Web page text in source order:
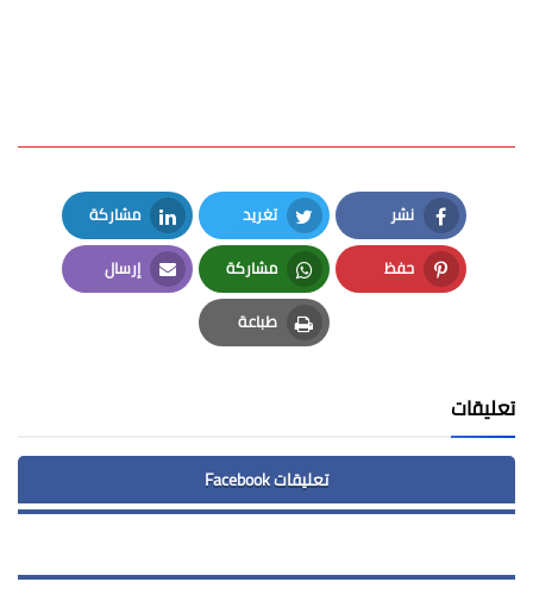
نشر
Facebook
تغريد
Twitter
مشاركة
LinkedIn
حفظ
Pinterest
مشاركة
Whatsapp
إرسال
Email
طباعة
Print
تعليقات
تعليقات Facebook